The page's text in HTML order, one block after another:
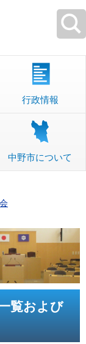
行政情報
中野市について
覧および